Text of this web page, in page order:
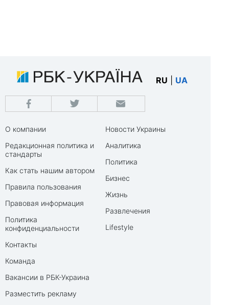
RU UA
О компании
Редакционная политика и
стандарты
Как стать нашим автором
Правила пользования
Правовая информация
Политика
конфиденциальности
Контакты
Команда
Вакансии в РБК-Украина
Разместить рекламу
Новости Украины
Аналитика
Политика
Бизнес
Жизнь
Развлечения
Lifestyle